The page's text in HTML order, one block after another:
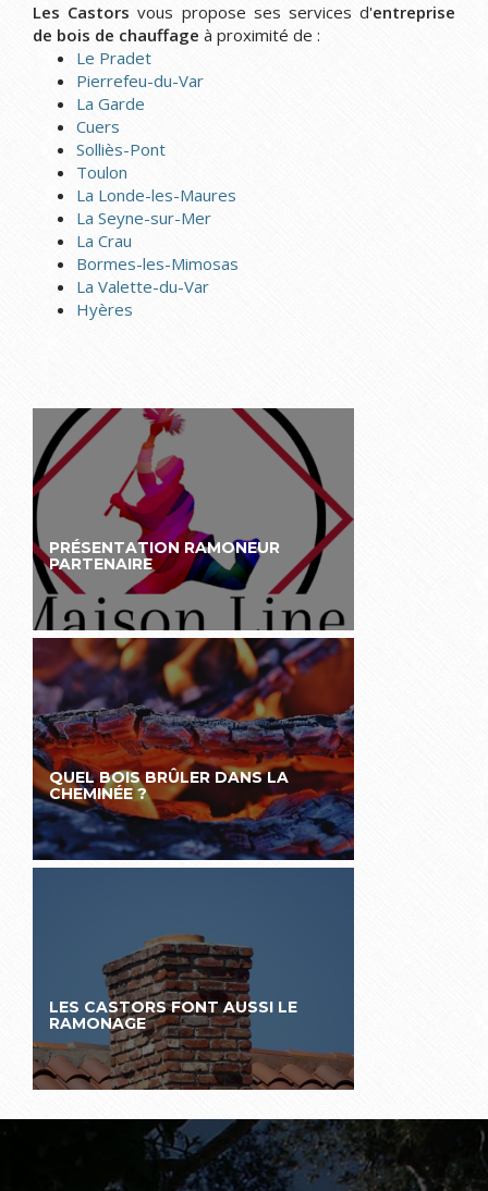
Les Castors vous propose ses services d'entreprise
de bois de chauffage à proximité de :
Le Pradet
Pierrefeu-du-Var
La Garde
Cuers
Solliès-Pont
Toulon
La Londe-les-Maures
La Seyne-sur-Mer
La Crau
Bormes-les-Mimosas
La Valette-du-Var
Hyères
PRÉSENTATION RAMONEUR
PARTENAIRE
QUEL BOIS BRÛLER DANS LA
CHEMINÉE ?
LES CASTORS FONT AUSSI LE
RAMONAGE